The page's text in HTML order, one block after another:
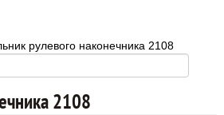
рулевого наконечника 2108
2108